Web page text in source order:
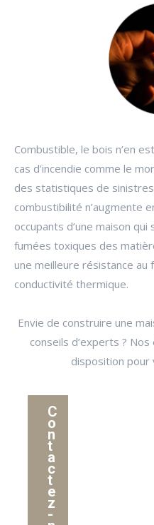
Combustible, le bois n’en
cas d’incendie comme le
des statistiques de
combustibilité n’augmente
occupants d’une maison
fumées toxiques des
une meilleure résistance au
conductivité thermique.
Envie de construire une
conseils d’experts ?
disposition pour
C
o
n
t
a
c
t
e
z
-